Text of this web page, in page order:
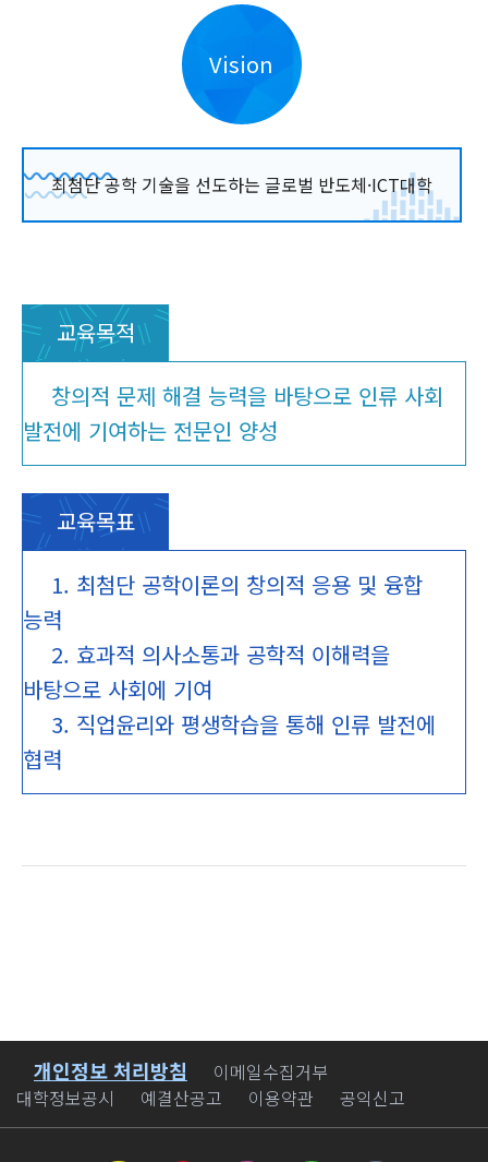
Vision
최첨단 공학 기술을 선도하는 글로벌 반도체·ICT대학
교육목적
창의적 문제 해결 능력을 바탕으로 인류 사회
발전에 기여하는 전문인 양성
교육목표
1. 최첨단 공학이론의 창의적 응용 및 융합
능력
2. 효과적 의사소통과 공학적 이해력을
바탕으로 사회에 기여
3. 직업윤리와 평생학습을 통해 인류 발전에
협력
바로가기
개인정보 처리방침
이메일수집거부
대학정보공시
예결산공고 이용약관 공익신고